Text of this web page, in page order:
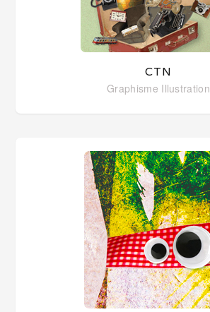
CTN
Graphisme Illustration